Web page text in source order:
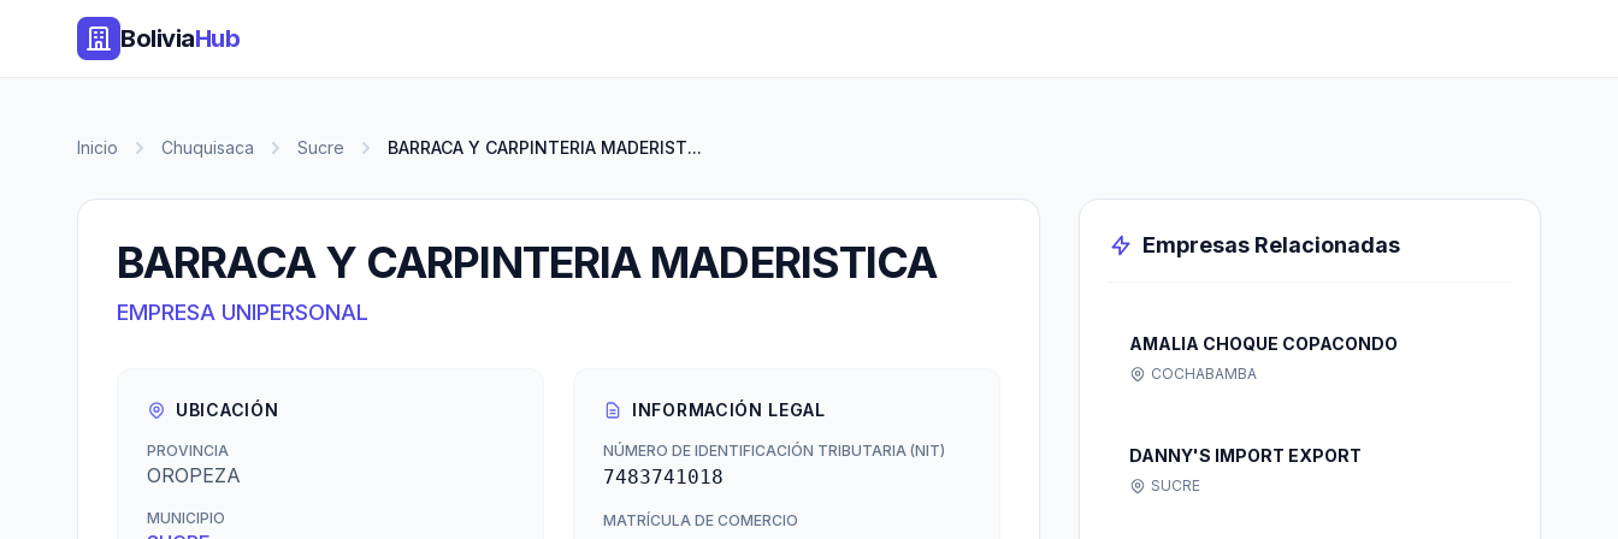
BoliviaHub
Inicio Chuquisaca Sucre BARRACA Y CARPINTERIA MADERIST...
BARRACA Y CARPINTERIA MADERISTICA
EMPRESA UNIPERSONAL
UBICACIÓN
PROVINCIA
OROPEZA
MUNICIPIO
INFORMACIÓN LEGAL
NÚMERO DE IDENTIFICACIÓN TRIBUTARIA (NIT)
7483741018
MATRÍCULA DE COMERCIO
Empresas Relacionadas
AMALIA CHOQUE COPACONDO
COCHABAMBA
DANNY'S IMPORT EXPORT
SUCRE